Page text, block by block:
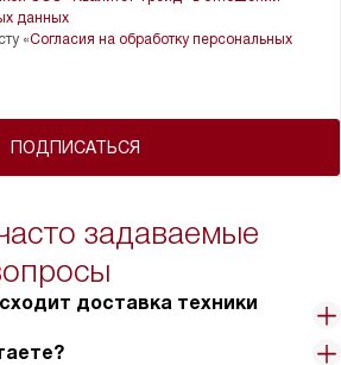
ПОДПИСАТЬСЯ
данных
«Согласия на обработку персональных
задаваемые
доставка техники